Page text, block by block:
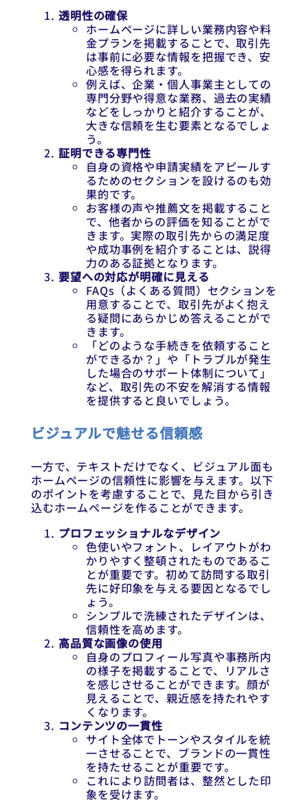
透明性の確保
ホームページに詳しい業務内容や料
金プランを掲載することで、取引先
は事前に必要な情報を把握でき、安
心感を得られます。
例えば、企業・個人事業主としての
専門分野や得意な業務、過去の実績
などをしっかりと紹介することが、
大きな信頼を生む要素となるでしょ
う。
証明できる専門性
自身の資格や申請実績をアピールす
るためのセクションを設けるのも効
果的です。
お客様の声や推薦文を掲載すること
で、他者からの評価を知ることがで
きます。実際の取引先からの満足度
や成功事例を紹介することは、説得
力のある証拠となります。
要望への対応が明確に見える
FAQs（よくある質問）セクションを
用意することで、取引先がよく抱え
る疑問にあらかじめ答えることがで
きます。
「どのような手続きを依頼すること
ができるか？」や「トラブルが発生
した場合のサポート体制について」
など、取引先の不安を解消する情報
を提供すると良いでしょう。
ビジュアルで魅せる信頼感
一方で、テキストだけでなく、ビジュアル面も
ホームページの信頼性に影響を与えます。以下
のポイントを考慮することで、見た目から引き
込むホームページを作ることができます。
プロフェッショナルなデザイン
色使いやフォント、レイアウトがわ
かりやすく整頓されたものであるこ
とが重要です。初めて訪問する取引
先に好印象を与える要因となるでし
ょう。
シンプルで洗練されたデザインは、
信頼性を高めます。
高品質な画像の使用
自身のプロフィール写真や事務所内
の様子を掲載することで、リアルさ
を感じさせることができます。顔が
見えることで、親近感を持たれやす
くなります。
コンテンツの一貫性
サイト全体でトーンやスタイルを統
一させることで、ブランドの一貫性
を持たせることが重要です。
これにより訪問者は、整然とした印
象を受けます。